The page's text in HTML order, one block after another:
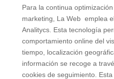
Para la continua
marketing, La Web emplea
Analitycs. Esta tecnología
comportamiento online del
tiempo, localización
información se recoge a
cookies de seguimiento.